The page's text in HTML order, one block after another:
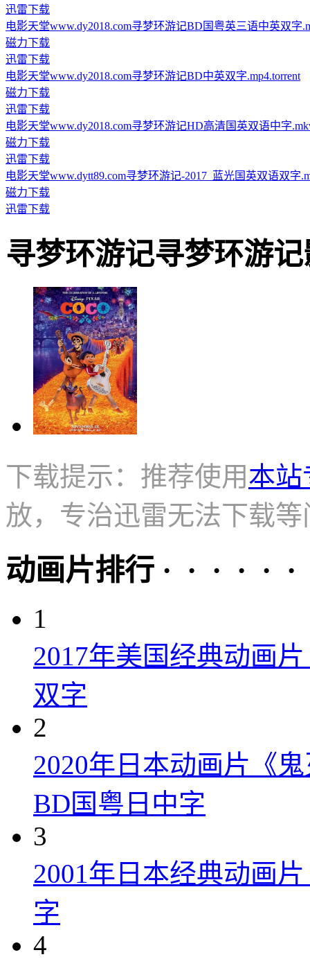
迅雷下载
电影天堂www.dy2018.com寻梦环游记BD国粤英三语中英双字
磁力下载
迅雷下载
电影天堂www.dy2018.com寻梦环游记BD中英双字.mp4.torrent
磁力下载
迅雷下载
电影天堂www.dy2018.com寻梦环游记HD高清国英双语中字
磁力下载
迅雷下载
电影天堂www.dytt89.com寻梦环游记-2017_蓝光国英双语双字
磁力下载
迅雷下载
寻梦环游记寻梦环游记
下载提示：推荐使用本站
放，专治迅雷无法下载等
动画片排行 · · · · · ·
1
2017年美国经典动画
双字
2
2020年日本动画片《
BD国粤日中字
3
2001年日本经典动画
字
4